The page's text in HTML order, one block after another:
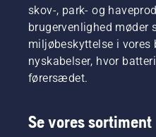
skov-, park- og
brugervenlighed møder
miljøbeskyttelse i vores
nyskabelser, hvor
førersædet.
Se vores sortiment